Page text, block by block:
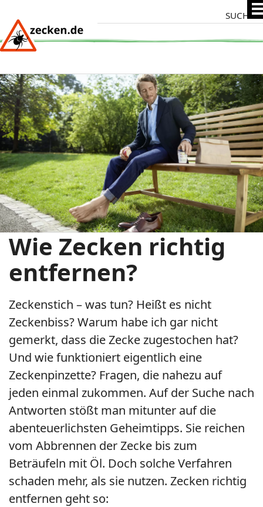
zum
Wie Zecken richtig
entfernen?
Zeckenstich – was tun? Heißt es nicht
Zeckenbiss? Warum habe ich gar nicht
gemerkt, dass die Zecke zugestochen hat?
Und wie funktioniert eigentlich eine
Zeckenpinzette? Fragen, die nahezu auf
jeden einmal zukommen. Auf der Suche nach
Antworten stößt man mitunter auf die
abenteuerlichsten Geheimtipps. Sie reichen
vom Abbrennen der Zecke bis zum
Beträufeln mit Öl. Doch solche Verfahren
schaden mehr, als sie nutzen. Zecken richtig
entfernen geht so: